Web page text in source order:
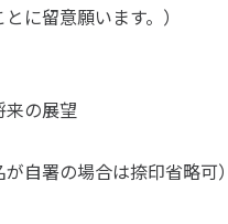
留意願います。）
の展望
が自署の場合は捺印省略可